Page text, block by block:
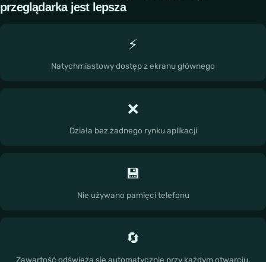
przeglądarka jest lepsza
⚡
Natychmiastowy dostęp z ekranu głównego
❌
Działa bez żadnego rynku aplikacji
💾
Nie używano pamięci telefonu
🔄
Zawartość odświeża się automatycznie przy każdym otwarciu.